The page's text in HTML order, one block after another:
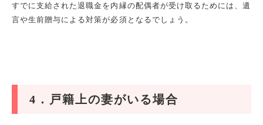
すでに支給された退職金を内縁の配偶者が受け取るためには、遺
言や生前贈与による対策が必須となるでしょう。
4 ．戸籍上の妻がいる場合